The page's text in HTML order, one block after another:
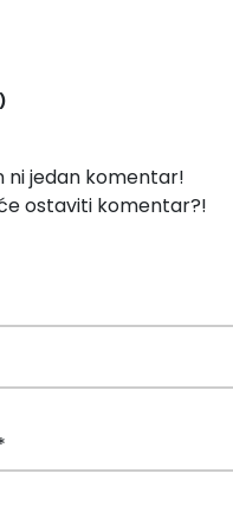
ni jedan komentar!
ostaviti komentar?!